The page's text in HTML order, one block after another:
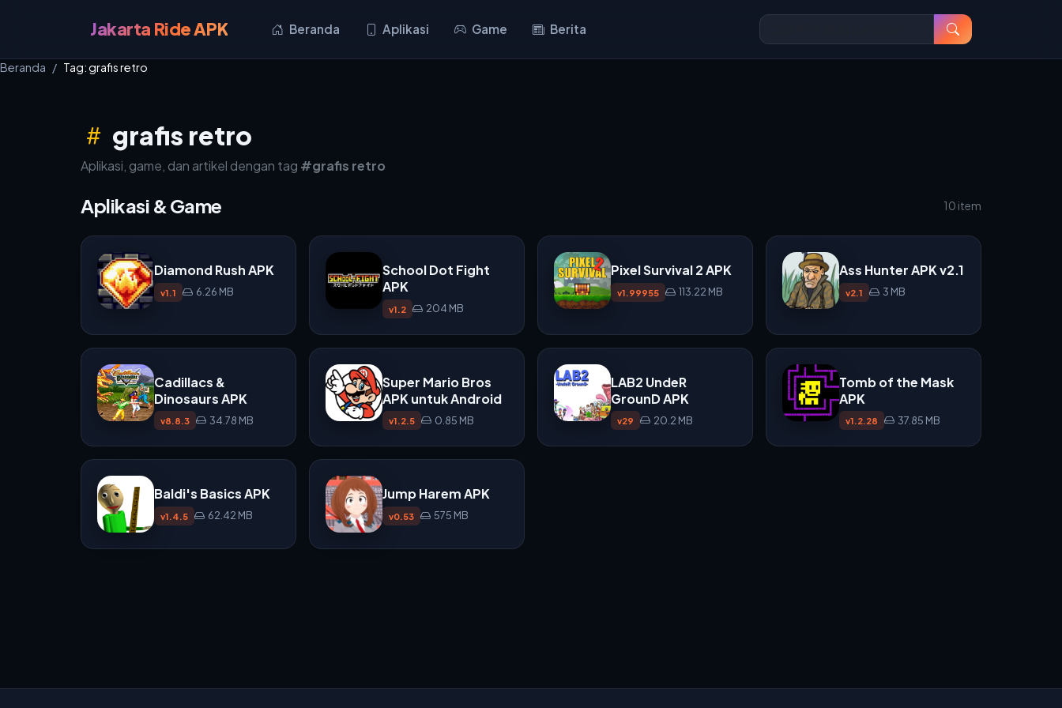
Jakarta Ride APK Beranda Aplikasi Game Berita
Beranda Tag: grafis retro
grafis retro
Aplikasi, game, dan artikel dengan tag #grafis retro
Aplikasi & Game 10 item
Diamond Rush APK
v1.1 6.26 MB
School Dot Fight
APK
v1.2 204 MB
Pixel Survival 2 APK
v1.99955 113.22 MB
Ass Hunter APK v2.1
v2.1 3 MB
Cadillacs &
Dinosaurs APK
v8.8.3 34.78 MB
Super Mario Bros
APK untuk Android
v1.2.5 0.85 MB
LAB2 UndeR
GrounD APK
v29 20.2 MB
Tomb of the Mask
APK
v1.2.28 37.85 MB
Baldi's Basics APK
v1.4.5 62.42 MB
Jump Harem APK
v0.53 575 MB